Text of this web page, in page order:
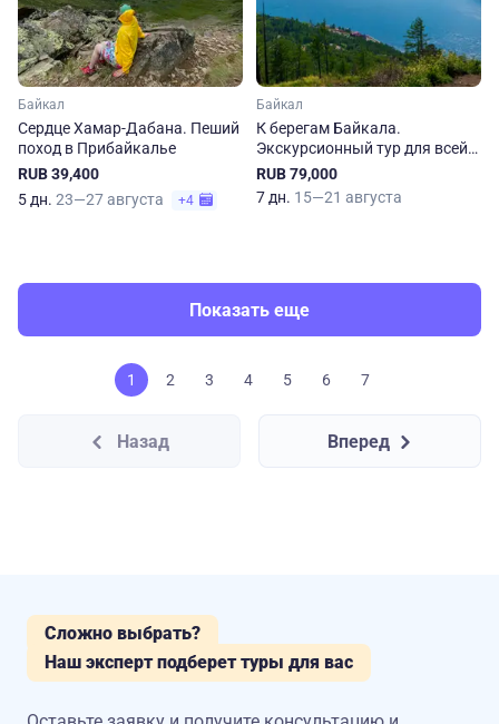
Байкал
Сердце Хамар-Дабана. Пеший
поход в Прибайкалье
RUB 39,400
5 дн. 23—27 августа +4
Байкал
К берегам Байкала.
Экскурсионный тур для всей
семьи
RUB 79,000
7 дн. 15—21 августа
Показать еще
1 2 3 4 5 6 7
Назад Вперед
Сложно выбрать?
Наш эксперт подберет туры для вас